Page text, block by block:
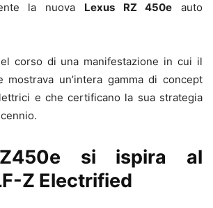
la nuova Lexus RZ 450e auto
corso di una manifestazione in cui il
mostrava un’intera gamma di concept
e che certificano la sua strategia
si ispira al
Z Electrified